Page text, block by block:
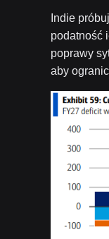
Indie
podatność
poprawy
aby